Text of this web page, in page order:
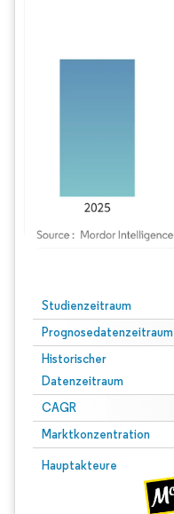
Studienzeitraum
Prognosedatenzeitraum
Historischer
Datenzeitraum
CAGR
Marktkonzentration
Hauptakteure